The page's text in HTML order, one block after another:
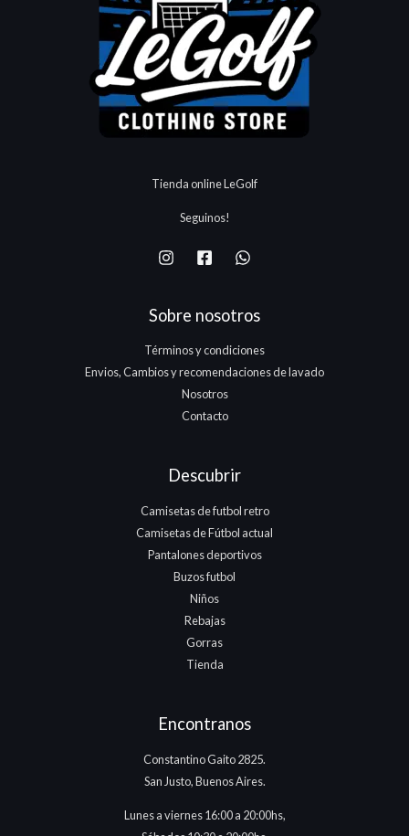
Tienda online LeGolf
Seguinos!
Sobre nosotros
Términos y condiciones
Envios, Cambios y recomendaciones de lavado
Nosotros
Contacto
Descubrir
Camisetas de futbol retro
Camisetas de Fútbol actual
Pantalones deportivos
Buzos futbol
Niños
Rebajas
Gorras
Tienda
Encontranos
Constantino Gaito 2825.
San Justo, Buenos Aires.
Lunes a viernes 16:00 a 20:00hs,